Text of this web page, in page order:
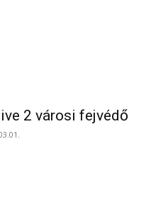
2 városi fejvédő